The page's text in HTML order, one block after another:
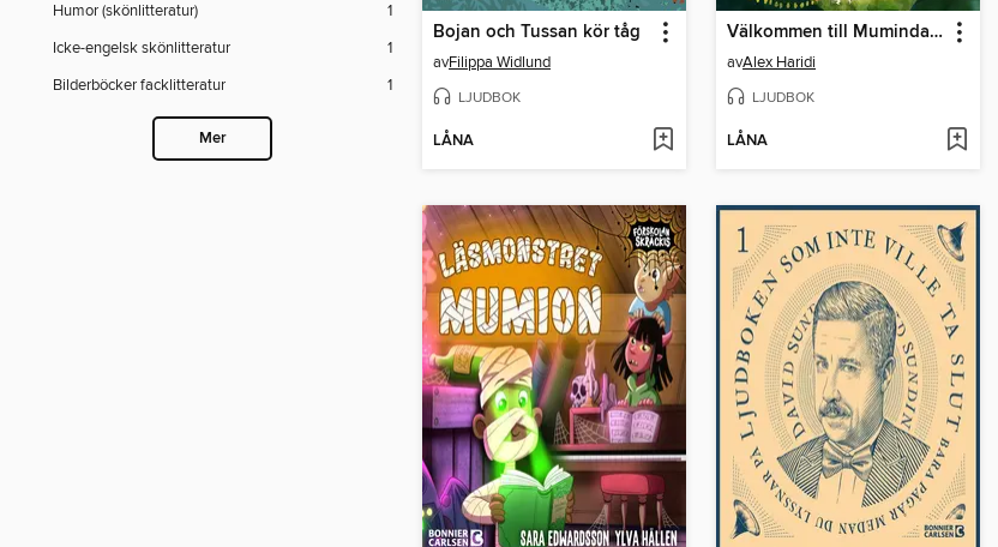
Humor (skönlitteratur)
1
Icke-engelsk skönlitteratur
1
Bilderböcker facklitteratur
1
Mer
Bojan och Tussan kör tåg
avFilippa Widlund
LJUDBOK
LÅNA
Välkommen till Mumindalen
avAlex Haridi
LJUDBOK
LÅNA